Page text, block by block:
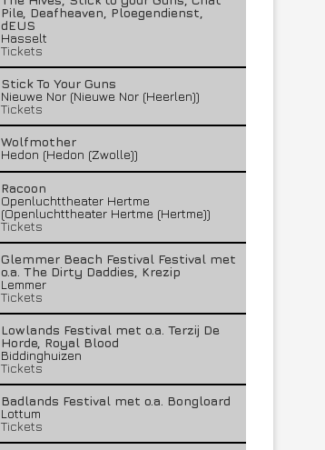
Pile, Deafheaven, Ploegendienst,
dEUS
Hasselt
Tickets
Stick To Your Guns
Nieuwe Nor (Nieuwe Nor (Heerlen))
Tickets
Wolfmother
Hedon (Hedon (Zwolle))
Racoon
Openluchttheater Hertme
(Openluchttheater Hertme (Hertme))
Tickets
Glemmer Beach Festival Festival met
o.a. The Dirty Daddies, Krezip
Lemmer
Tickets
Lowlands Festival met o.a. Terzij De
Horde, Royal Blood
Biddinghuizen
Tickets
Badlands Festival met o.a. Bongloard
Lottum
Tickets